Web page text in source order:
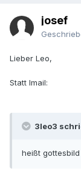
josef
Lieber Leo,
Statt Imail:
3leo3
heißt